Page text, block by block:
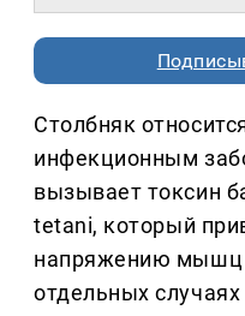
Столбняк
инфекционным
вызывает токсин
tetani, который
напряжению мышц
отдельных